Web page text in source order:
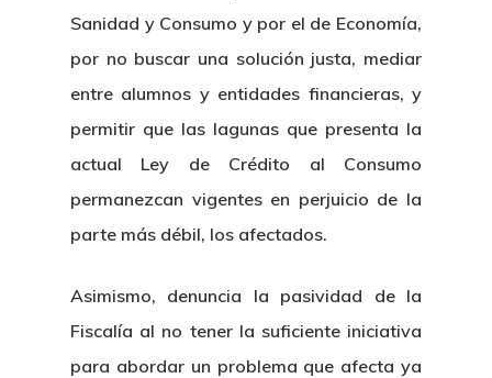
Sanidad y Consumo y por el de Economía,
por no buscar una solución justa, mediar
entre alumnos y entidades financieras, y
permitir que las lagunas que presenta la
actual Ley de Crédito al Consumo
permanezcan vigentes en perjuicio de la
parte más débil, los afectados.
Asimismo, denuncia la pasividad de la
Fiscalía al no tener la suficiente iniciativa
para abordar un problema que afecta ya